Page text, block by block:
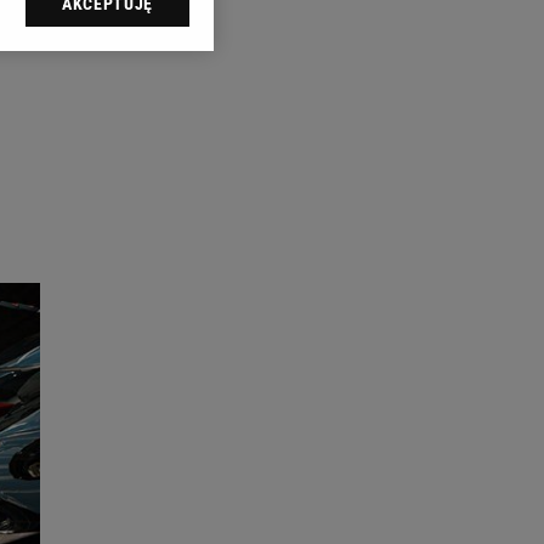
sp. z o.o., jej
swoje preferencje
danych poprzez
Zmiana ustawień
celów identyfikacji.
reklam i treści,